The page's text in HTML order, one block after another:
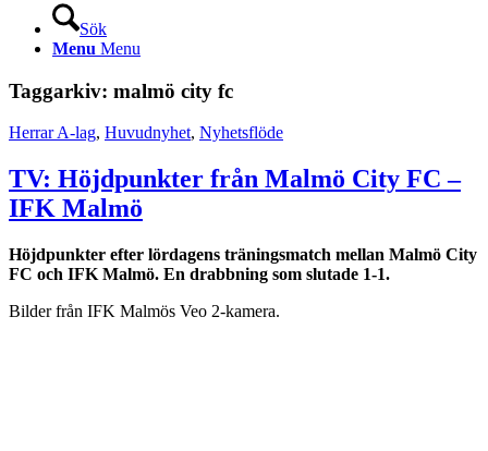
Sök
Menu Menu
Taggarkiv: malmö city fc
Herrar A-lag, Huvudnyhet, Nyhetsflöde
TV: Höjdpunkter från Malmö City FC –
IFK Malmö
Höjdpunkter efter lördagens träningsmatch mellan Malmö City
FC och IFK Malmö. En drabbning som slutade 1-1.
Bilder från IFK Malmös Veo 2-kamera.